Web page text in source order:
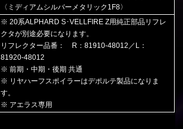
〈ミディアムシルバーメタリック1F8〉
※ 20系ALPHARD S･VELLFIRE Z用純正部品リフレ
クタが別途必要になります。
リフレクター品番： R：81910-48012／L：
81920-48012
※ 前期・中期・後期 共通
※ リヤハーフスポイラーはデポルテ製品になりま
す。
※ アエラス専用